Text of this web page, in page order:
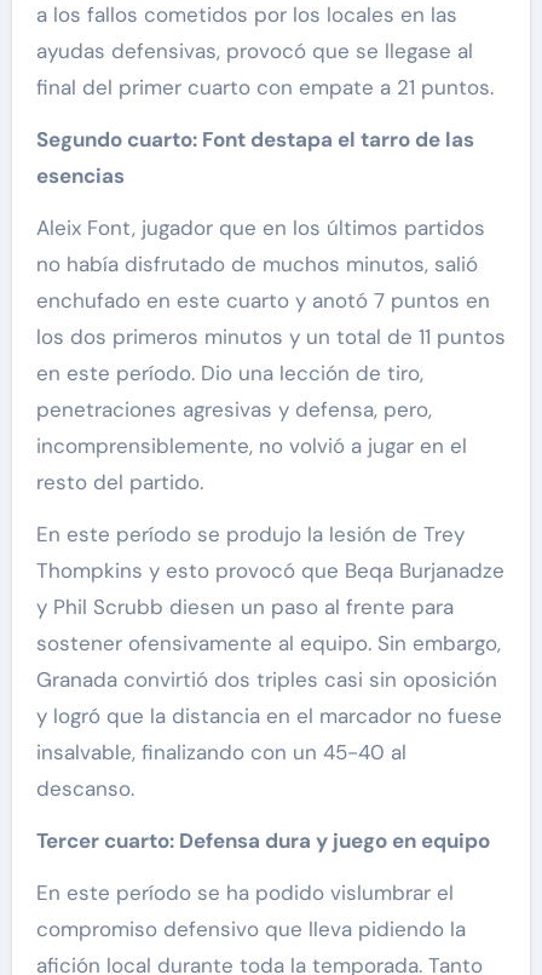
a los fallos cometidos por los locales en las
ayudas defensivas, provocó que se llegase al
final del primer cuarto con empate a 21 puntos.
Segundo cuarto: Font destapa el tarro de las
esencias
Aleix Font, jugador que en los últimos partidos
no había disfrutado de muchos minutos, salió
enchufado en este cuarto y anotó 7 puntos en
los dos primeros minutos y un total de 11 puntos
en este período. Dio una lección de tiro,
penetraciones agresivas y defensa, pero,
incomprensiblemente, no volvió a jugar en el
resto del partido.
En este período se produjo la lesión de Trey
Thompkins y esto provocó que Beqa Burjanadze
y Phil Scrubb diesen un paso al frente para
sostener ofensivamente al equipo. Sin embargo,
Granada convirtió dos triples casi sin oposición
y logró que la distancia en el marcador no fuese
insalvable, finalizando con un 45-40 al
descanso.
Tercer cuarto: Defensa dura y juego en equipo
En este período se ha podido vislumbrar el
compromiso defensivo que lleva pidiendo la
afición local durante toda la temporada. Tanto